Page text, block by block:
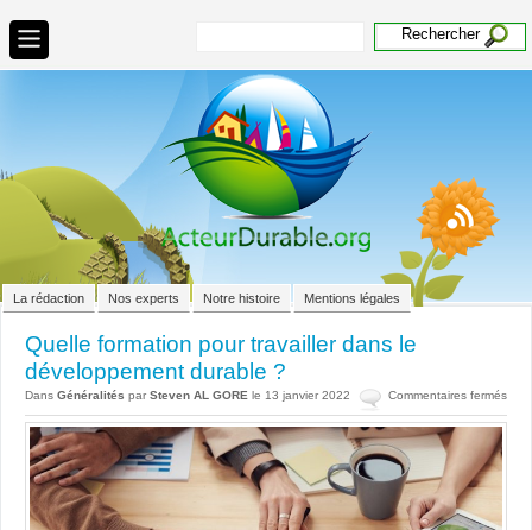
La rédaction Nos experts Notre histoire Mentions légales
Quelle formation pour travailler dans le
développement durable ?
Dans Généralités par Steven AL GORE le 13 janvier 2022 Commentaires ferméssur